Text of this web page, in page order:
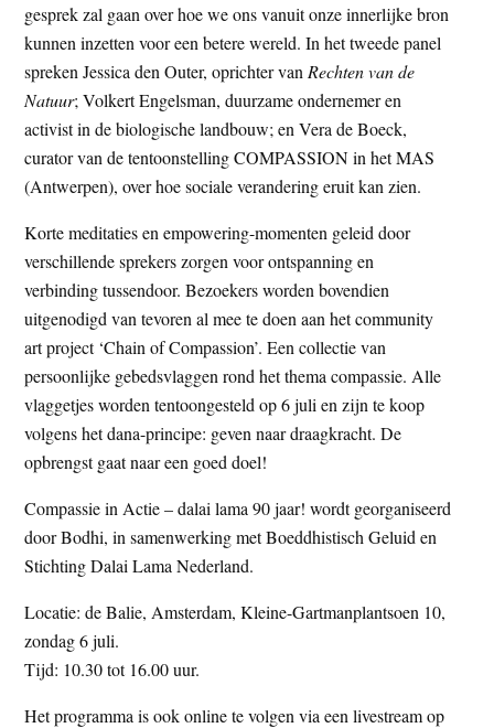
gesprek zal gaan over hoe we ons vanuit onze innerlijke bron
kunnen inzetten voor een betere wereld. In het tweede panel
spreken Jessica den Outer, oprichter van Rechten van de
Natuur; Volkert Engelsman, duurzame ondernemer en
activist in de biologische landbouw; en Vera de Boeck,
curator van de tentoonstelling COMPASSION in het MAS
(Antwerpen), over hoe sociale verandering eruit kan zien.
Korte meditaties en empowering-momenten geleid door
verschillende sprekers zorgen voor ontspanning en
verbinding tussendoor. Bezoekers worden bovendien
uitgenodigd van tevoren al mee te doen aan het community
art project ‘Chain of Compassion’. Een collectie van
persoonlijke gebedsvlaggen rond het thema compassie. Alle
vlaggetjes worden tentoongesteld op 6 juli en zijn te koop
volgens het dana-principe: geven naar draagkracht. De
opbrengst gaat naar een goed doel!
Compassie in Actie – dalai lama 90 jaar! wordt georganiseerd
door Bodhi, in samenwerking met Boeddhistisch Geluid en
Stichting Dalai Lama Nederland.
Locatie: de Balie, Amsterdam, Kleine-Gartmanplantsoen 10,
zondag 6 juli.
Tijd: 10.30 tot 16.00 uur.
Het programma is ook online te volgen via een livestream op